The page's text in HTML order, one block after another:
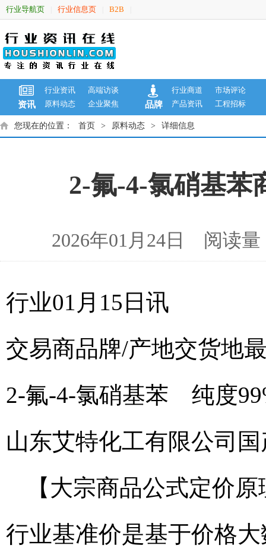
行业导航页 行业信息页 B2B
资讯
行业资讯
高端访谈
原料动态
企业聚焦 品牌
行业商道
市场评论
产品资讯
工程招标
您现在的位置： 首页 > 原料动态 > 详细信息
2-氟-4-氯硝基苯
2026年01月24日 阅读
行业01月15日讯
交易商品牌/产地交货地
2-氟-4-氯硝基苯 纯度
山东艾特化工有限公司
【大宗商品公式定价
行业基准价是基于价格